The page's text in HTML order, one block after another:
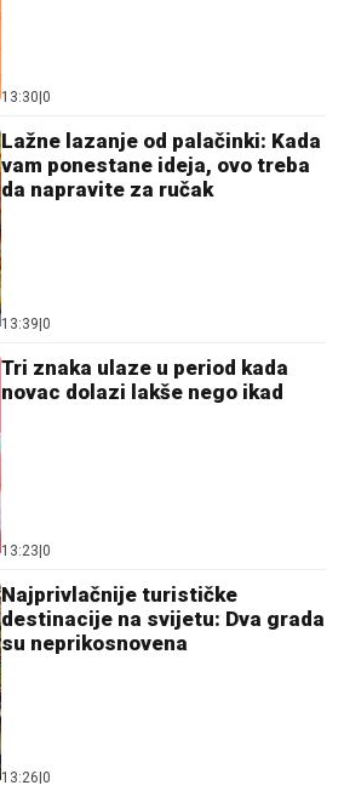
13:30 0
Lažne lazanje od palačinki: Kada
vam ponestane ideja, ovo treba
da napravite za ručak
13:39 0
Tri znaka ulaze u period kada
novac dolazi lakše nego ikad
13:23 0
Najprivlačnije turističke
destinacije na svijetu: Dva grada
su neprikosnovena
13:26 0